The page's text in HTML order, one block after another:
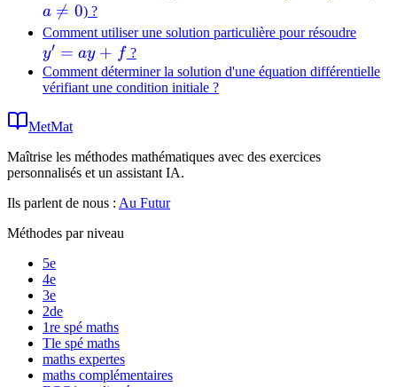
ay
b
a 
= 0) ?
Comment utiliser une solution particulière pour résoudre
ay
y′ = ay + f?
Comment déterminer la solution d'une équation différentielle
vérifiant une condition initiale ?
MetMat
Maîtrise les méthodes mathématiques avec des exercices
personnalisés et un assistant IA.
Ils parlent de nous : Au Futur
Méthodes par niveau
5e
4e
3e
2de
1re spé maths
Tle spé maths
maths expertes
maths complémentaires